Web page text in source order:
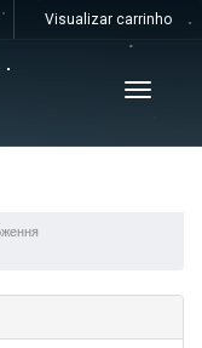
Visualizar carrinho